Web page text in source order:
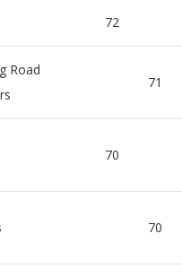
72
Road
71
70
70